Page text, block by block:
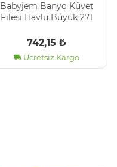
Babyjem Banyo Küvet
Fi̇lesi̇ Havlu Büyük 271
742,15 ₺
Ücretsiz Kargo